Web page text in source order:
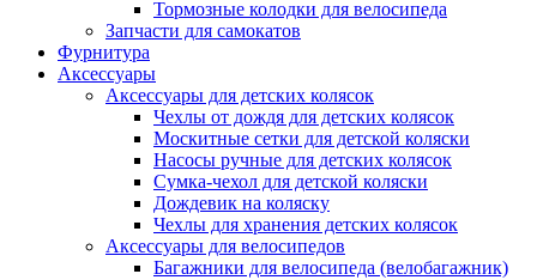
Тормозные колодки для велосипеда
Запчасти для самокатов
Фурнитура
Аксессуары
Аксессуары для детских колясок
Чехлы от дождя для детских колясок
Москитные сетки для детской коляски
Насосы ручные для детских колясок
Сумка-чехол для детской коляски
Дождевик на коляску
Чехлы для хранения детских колясок
Аксессуары для велосипедов
Багажники для велосипеда (велобагажник)